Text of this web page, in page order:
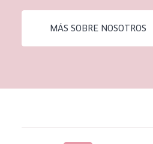
Piel expuesta al sol
Piel menopáusica
Todas las edades
MÁS SOBRE NOSOTROS